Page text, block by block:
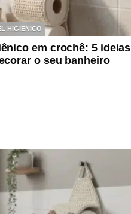
HIGIENICO
em crochê: 5 ideias
o seu banheiro